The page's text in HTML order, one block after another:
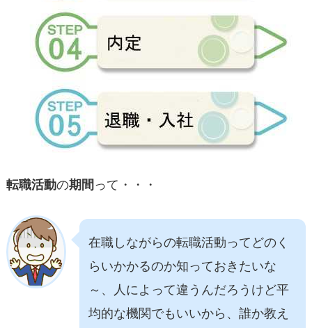
転職活動の期間って・・・
在職しながらの転職活動ってどのく
らいかかるのか知っておきたいな
～、人によって違うんだろうけど平
均的な機関でもいいから、誰か教え